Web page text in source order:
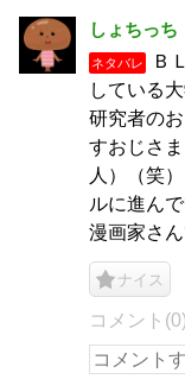
しょちっち
ネタバレ
Ｂ
している
研究者の
すおじさ
人）（笑
ルに進ん
漫画家さ
ナイス
コメント(0)